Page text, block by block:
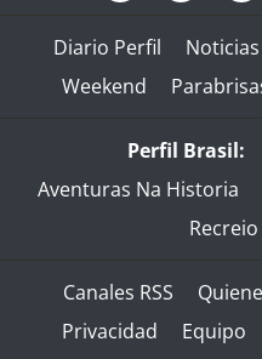
Diario Perfil Noticias
Weekend
Perfil Brasil:
Aventuras Na Historia
Recreio
Canales RSS
Privacidad
Equipo